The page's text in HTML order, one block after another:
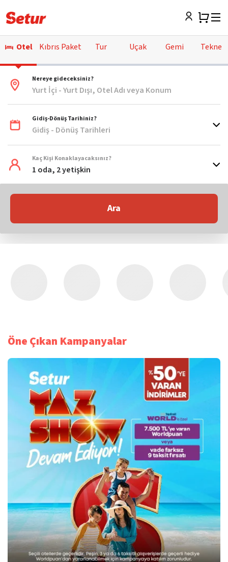
Otel Kıbrıs Paket Tur Uçak Gemi Tekne
Nereye gideceksiniz?
Yurt İçi - Yurt Dışı, Otel Adı veya Konum
Gidiş-Dönüş Tarihiniz?
Gidiş - Dönüş Tarihleri
Kaç Kişi Konaklayacaksınız?
1 oda, 2 yetişkin
Ara
Öne Çıkan Kampanyalar